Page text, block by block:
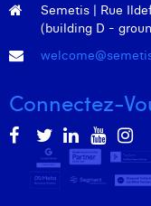
Semetis | Rue
(building D -
Connectez-